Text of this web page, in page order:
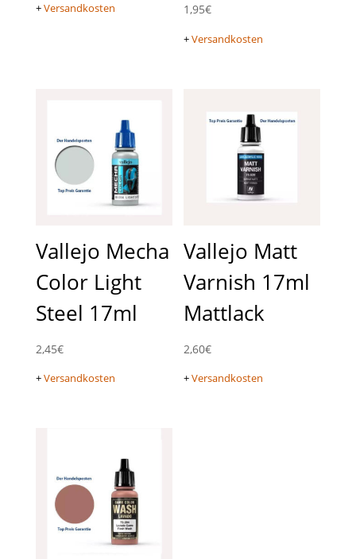
+Versandkosten 1,95€
+Versandkosten
Vallejo Mecha
Color Light
Steel 17ml
2,45€
+Versandkosten
Vallejo Matt
Varnish 17ml
Mattlack
2,60€
+Versandkosten